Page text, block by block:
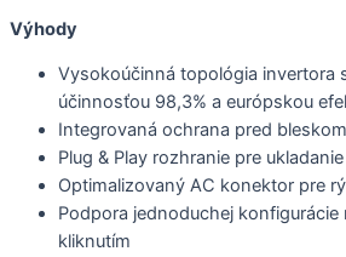
Výhody
Vysokoúčinná topológia invertora
účinnosťou 98,3% a európskou
Integrovaná ochrana pred
Plug & Play rozhranie pre
Optimalizovaný AC konektor pre
Podpora jednoduchej konfigurácie
kliknutím